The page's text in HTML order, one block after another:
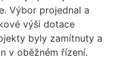
Výbor projednal a
výši dotace
byly zamítnuty a
v oběžném řízení.